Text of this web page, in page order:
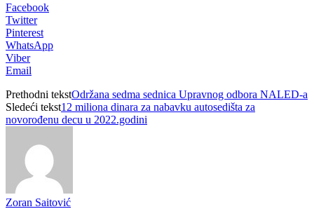
Facebook
Twitter
Pinterest
WhatsApp
Viber
Email
Prethodni tekstOdržana sedma sednica Upravnog odbora NALED-a
Sledeći tekst12 miliona dinara za nabavku autosedišta za
novorođenu decu u 2022.godini
Zoran Saitović